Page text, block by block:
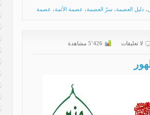
، دليل العصمة، سرّ العصمة، عصمة الأئمة، عصمة
لا تعليقات 5٬426 مشاهدة